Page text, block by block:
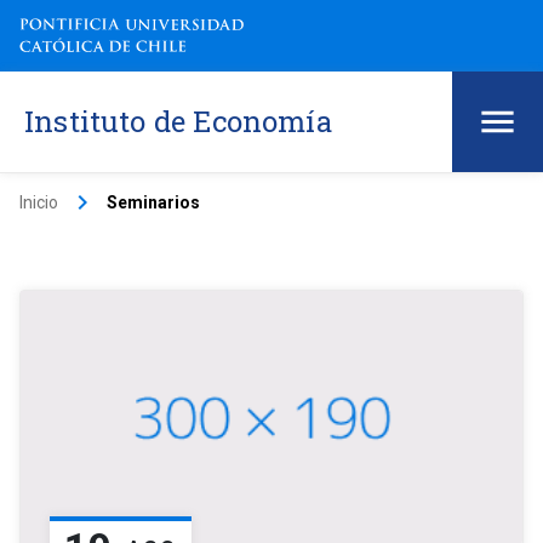
Instituto de Economía
Inicio keyboard_arrow_right Seminarios